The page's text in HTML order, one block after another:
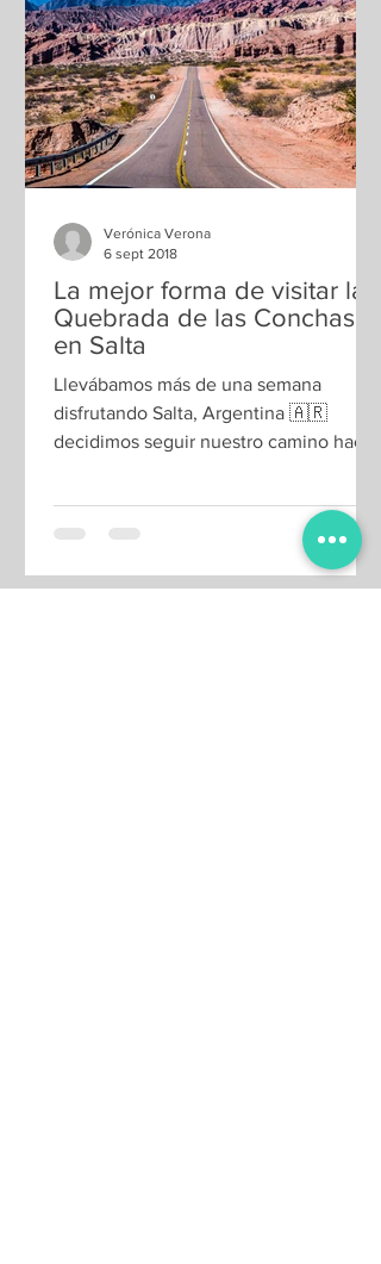
La mejor forma de visitar la
Quebrada de las Conchas
en Salta
Llevábamos más de una semana
disfrutando Salta, Argentina 🇦🇷
decidimos seguir nuestro camino hacia
Verónica Verona
6 sept 2018